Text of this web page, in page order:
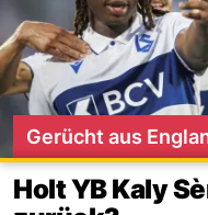
Gerücht aus
Holt YB Kaly